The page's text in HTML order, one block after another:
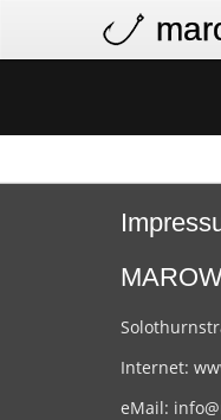
Internet:
eMail: